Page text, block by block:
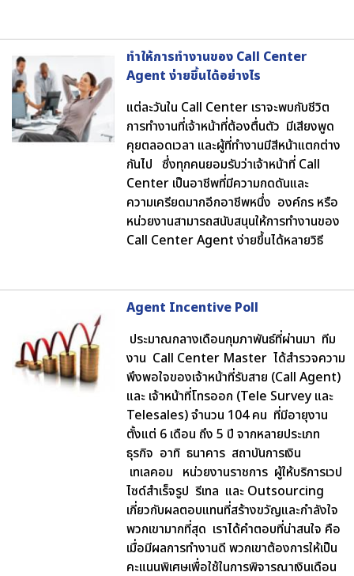
ทำให้การทำงานของ Call Center
Agent ง่ายขึ้นได้อย่างไร
แต่ละวันใน Call Center เราจะพบกับชีวิต
การทำงานที่เจ้าหน้าที่ต้องตื่นตัว มีเสียงพูด
คุยตลอดเวลา และผู้ที่ทำงานมีสีหน้าแตกต่าง
กันไป ซึ่งทุกคนยอมรับว่าเจ้าหน้าที่ Call
Center เป็นอาชีพที่มีความกดดันและ
ความเครียดมากอีกอาชีพหนึ่ง องค์กร หรือ
หน่วยงานสามารถสนับสนุนให้การทำงานของ
Call Center Agent ง่ายขึ้นได้หลายวิธี
Agent Incentive Poll
ประมาณกลางเดือนกุมภาพันธ์ที่ผ่านมา ทีม
งาน Call Center Master ได้สำรวจความ
พึงพอใจของเจ้าหน้าที่รับสาย (Call Agent)
และ เจ้าหน้าที่โทรออก (Tele Survey และ
Telesales) จำนวน 104 คน ที่มีอายุงาน
ตั้งแต่ 6 เดือน ถึง 5 ปี จากหลายประเภท
ธุรกิจ อาทิ ธนาคาร สถาบันการเงิน
เทเลคอม หน่วยงานราชการ ผู้ให้บริการเวป
ไซด์สำเร็จรูป รีเทล และ Outsourcing
เกี่ยวกับผลตอบแทนที่สร้างขวัญและกำลังใจ
พวกเขามากที่สุด เราได้คำตอบที่น่าสนใจ คือ
เมื่อมีผลการทำงานดี พวกเขาต้องการให้เป็น
คะแนนพิเศษเพื่อใช้ในการพิจารณาเงินเดือน